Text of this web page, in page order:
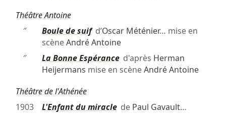
Théâtre Antoine
″
Boule de suifd’Oscar Méténier… mise en
scèneAndré Antoine
″
La Bonne Espéranced'après Herman
Heijermans mise en scèneAndré Antoine
Théâtre de l'Athénée
1903
L'Enfant du miraclede Paul Gavault…